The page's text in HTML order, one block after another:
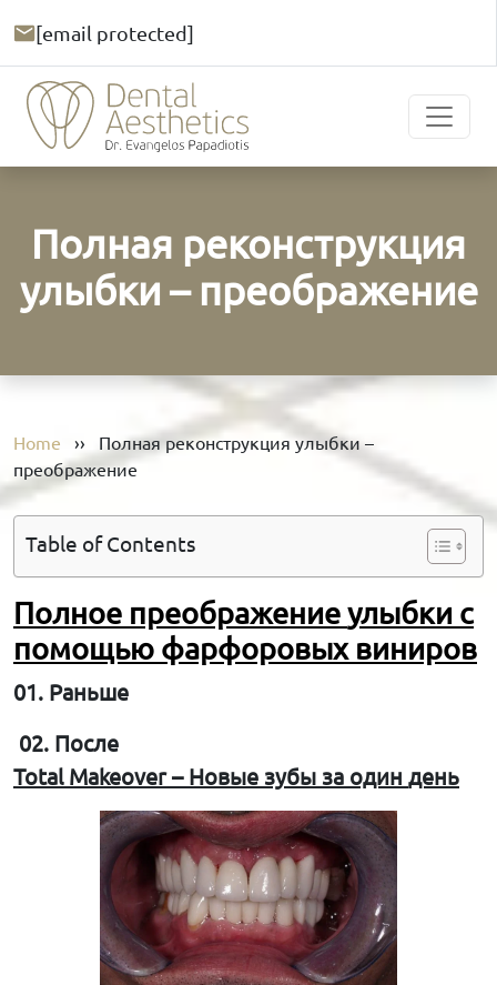
[email protected]
Полная реконструкция
улыбки – преображение
Home ›› Полная реконструкция улыбки –
преображение
Table of Contents
Полное преображениеулыбки с
помощью фарфоровых виниров
01. Раньше
02. После
Total Makeover – Новые зубы за один день